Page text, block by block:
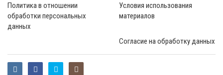
Политика в отношении
обработки персональных
данных
Условия использования
материалов
Согласие на обработку данных